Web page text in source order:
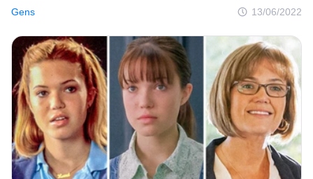
Gens 13/06/2022
Et de nos jours, en raison de vies professionnelles exigeantes,
entre autres, les femmes sont plus nombreuses à choisir une
maternité tardive. Cela prouve qu’une femme d’une quarantaine
d’années peut encore être une maman parfaite car, au-delà
de son amour maternel inconditionnel, elle peut aussi offrir toute
l’expérience de vie et la maturité dont elle dispose.